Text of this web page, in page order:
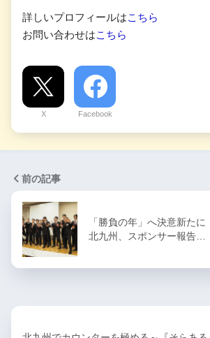
詳しいプロフィールはこちら
お問い合わせはこちら
X Facebook
前の記事
「勝負の年」へ決意新た
北九州、スポンサー報告…